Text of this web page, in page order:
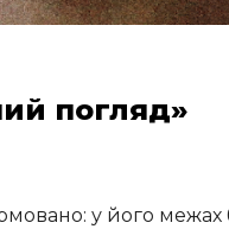
погляд»
у його межах